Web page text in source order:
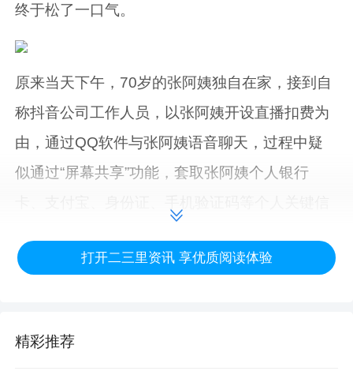
终于松了一口气。
原来当天下午，70岁的张阿姨独自在家，接到自
称抖音公司工作人员，以张阿姨开设直播扣费为
由，通过QQ软件与张阿姨语音聊天，过程中疑
似通过“屏幕共享”功能，套取张阿姨个人银行
等方式联系张阿姨。虽然过程中，张阿姨也几次
骗之下，又继续按照其指示操作。直到民警出现
打开二三里资讯 享优质阅读体验
精彩推荐